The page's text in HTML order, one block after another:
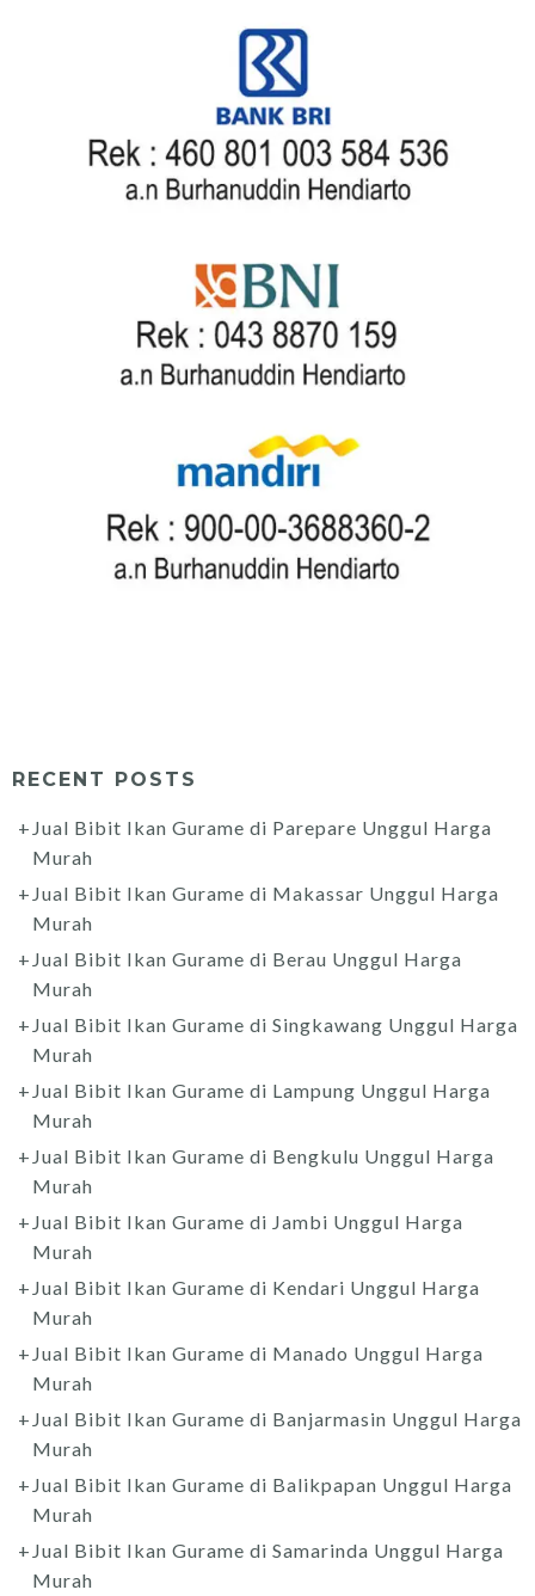
RECENT POSTS
Jual Bibit Ikan Gurame di Parepare Unggul Harga
Murah
Jual Bibit Ikan Gurame di Makassar Unggul Harga
Murah
Jual Bibit Ikan Gurame di Berau Unggul Harga
Murah
Jual Bibit Ikan Gurame di Singkawang Unggul Harga
Murah
Jual Bibit Ikan Gurame di Lampung Unggul Harga
Murah
Jual Bibit Ikan Gurame di Bengkulu Unggul Harga
Murah
Jual Bibit Ikan Gurame di Jambi Unggul Harga
Murah
Jual Bibit Ikan Gurame di Kendari Unggul Harga
Murah
Jual Bibit Ikan Gurame di Manado Unggul Harga
Murah
Jual Bibit Ikan Gurame di Banjarmasin Unggul Harga
Murah
Jual Bibit Ikan Gurame di Balikpapan Unggul Harga
Murah
Jual Bibit Ikan Gurame di Samarinda Unggul Harga
Murah